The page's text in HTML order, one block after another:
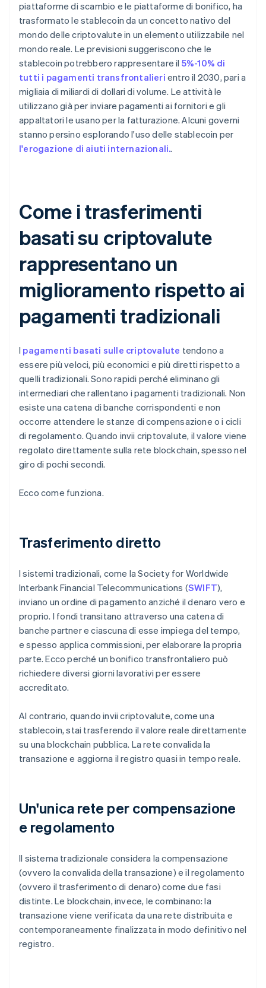
piattaforme di scambio e le piattaforme di bonifico, ha
trasformato le stablecoin da un concetto nativo del
mondo delle criptovalute in un elemento utilizzabile nel
mondo reale. Le previsioni suggeriscono che le
stablecoin potrebbero rappresentare il 5%-10% di
tutti i pagamenti transfrontalieri entro il 2030, pari a
migliaia di miliardi di dollari di volume. Le attività le
utilizzano già per inviare pagamenti ai fornitori e gli
appaltatori le usano per la fatturazione. Alcuni governi
stanno persino esplorando l'uso delle stablecoin per
l'erogazione di aiuti internazionali..
Come i trasferimenti
basati su criptovalute
rappresentano un
miglioramento rispetto ai
pagamenti tradizionali
I pagamenti basati sulle criptovalute tendono a
essere più veloci, più economici e più diretti rispetto a
quelli tradizionali. Sono rapidi perché eliminano gli
intermediari che rallentano i pagamenti tradizionali. Non
esiste una catena di banche corrispondenti e non
occorre attendere le stanze di compensazione o i cicli
di regolamento. Quando invii criptovalute, il valore viene
regolato direttamente sulla rete blockchain, spesso nel
giro di pochi secondi.
Ecco come funziona.
Trasferimento diretto
I sistemi tradizionali, come la Society for Worldwide
Interbank Financial Telecommunications (SWIFT),
inviano un ordine di pagamento anziché il denaro vero e
proprio. I fondi transitano attraverso una catena di
banche partner e ciascuna di esse impiega del tempo,
e spesso applica commissioni, per elaborare la propria
parte. Ecco perché un bonifico transfrontaliero può
richiedere diversi giorni lavorativi per essere
accreditato.
Al contrario, quando invii criptovalute, come una
stablecoin, stai trasferendo il valore reale direttamente
su una blockchain pubblica. La rete convalida la
transazione e aggiorna il registro quasi in tempo reale.
Un'unica rete per compensazione
e regolamento
Il sistema tradizionale considera la compensazione
(ovvero la convalida della transazione) e il regolamento
(ovvero il trasferimento di denaro) come due fasi
distinte. Le blockchain, invece, le combinano: la
transazione viene verificata da una rete distribuita e
contemporaneamente finalizzata in modo definitivo nel
registro.